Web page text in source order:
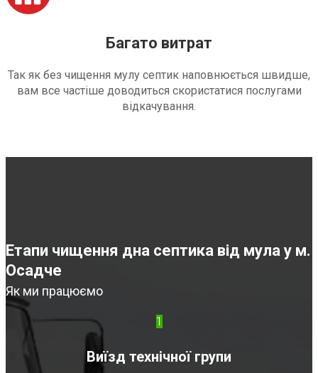
Багато витрат
Так як без чищення мулу септик наповнюється швидше,
вам все частіше доводиться скористатися послугами
відкачування.
Етапи чищення дна септика від мула у м.
Осадче
Як ми працюємо
1
Виїзд технічної групи